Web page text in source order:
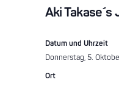
Aki Takase´s
Datum und Uhrzeit
Donnerstag, 5.
Ort